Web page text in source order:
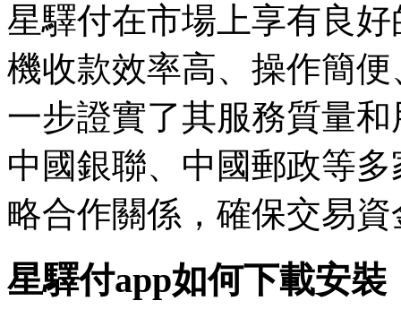
星驛付在市場上享有良
機收款效率高、操作簡
一步證實了其服務質量
中國銀聯、中國郵政等
略合作關係，確保交易
星驛付app如何下載安裝